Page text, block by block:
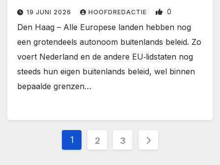
19 JUNI 2026 HOOFDREDACTIE 0
Den Haag – Alle Europese landen hebben nog
een grotendeels autonoom buitenlands beleid. Zo
voert Nederland en de andere EU‑lidstaten nog
steeds hun eigen buitenlands beleid, wel binnen
bepaalde grenzen…
Berichten
1 2 3